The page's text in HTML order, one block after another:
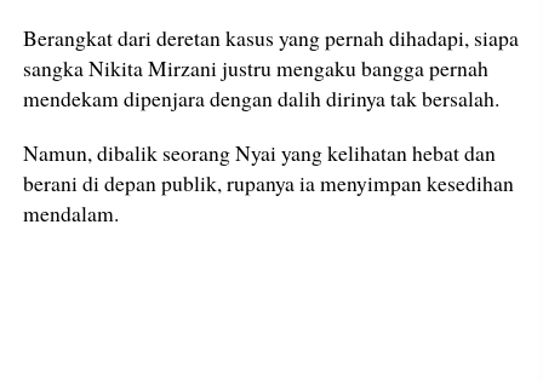
Berangkat dari deretan kasus yang pernah dihadapi, siapa
sangka Nikita Mirzani justru mengaku bangga pernah
mendekam dipenjara dengan dalih dirinya tak bersalah.
Namun, dibalik seorang Nyai yang kelihatan hebat dan
berani di depan publik, rupanya ia menyimpan kesedihan
mendalam.